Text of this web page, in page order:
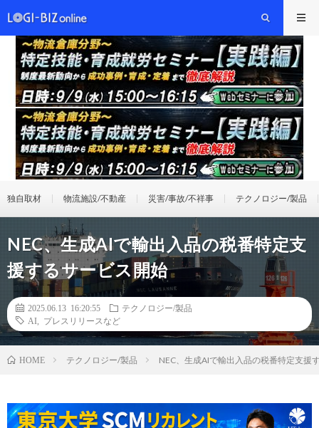
独自取材 物流施設/不動産 災害/事故/不祥事 テクノロジー/製品
NEC、生成AIで輸出入品の税番特定支
援するサービス開始
2025.06.13 16:20:55
テクノロジー/製品
AI
プレスリリースなど
HOME テクノロジー/製品 NEC、生成AIで輸出入品の税番特定支援